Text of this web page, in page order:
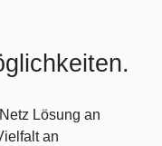
Lösung an
an